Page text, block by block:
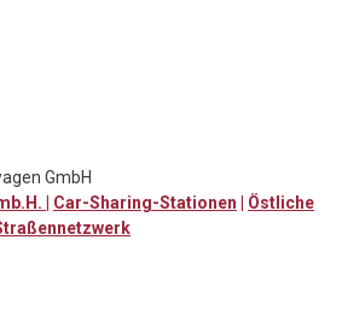
GmbH
| Car-Sharing-Stationen | Östliche